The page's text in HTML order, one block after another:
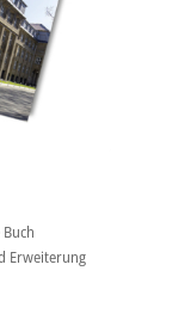
Erweiterung